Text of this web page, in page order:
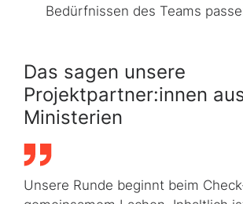
Bedürfnissen des Teams
Das sagen unsere
Projektpartner:innen
Ministerien
Unsere Runde beginnt beim